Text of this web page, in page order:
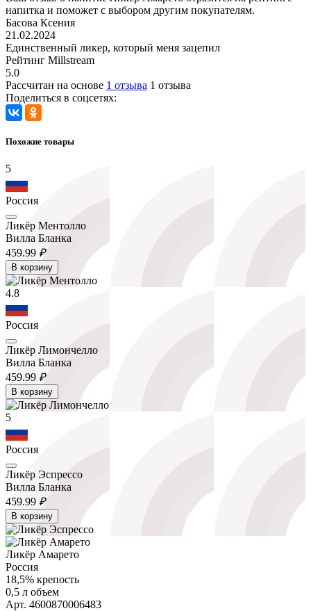
напитка и поможет с выбором другим покупателям.
Басова Ксения
21.02.2024
Единственный ликер, который меня зацепил
Рейтинг Millstream
5.0
Рассчитан на основе 1 отзыва 1 отзыва
Поделиться в соцсетях:
Похожие товары
5
Россия
Ликёр Ментолло
Вилла Бланка
459.99 ₽
В корзину
4.8
Россия
Ликёр Лимончелло
Вилла Бланка
459.99 ₽
В корзину
5
Россия
Ликёр Эспрессо
Вилла Бланка
459.99 ₽
В корзину
Ликёр Амарето
Россия
18,5% крепость
0,5 л объем
Арт. 4600870006483